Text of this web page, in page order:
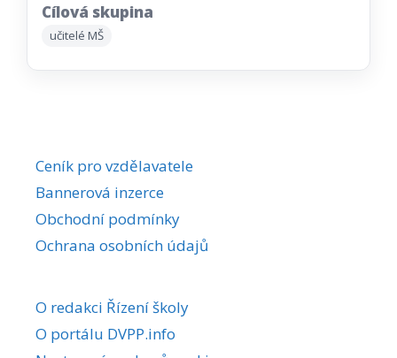
Cílová skupina
učitelé MŠ
Ceník pro vzdělavatele
Bannerová inzerce
Obchodní podmínky
Ochrana osobních údajů
O redakci Řízení školy
O portálu DVPP.info